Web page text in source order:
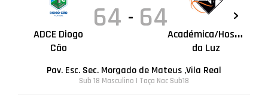
ADCE Diogo
Cão
64 - 64 A
cadémica/Hospital
da Luz
Pav. Esc. Sec. Morgado de Mateus ,Vila Real
Sub 18 Masculino | Taça Nac Sub18